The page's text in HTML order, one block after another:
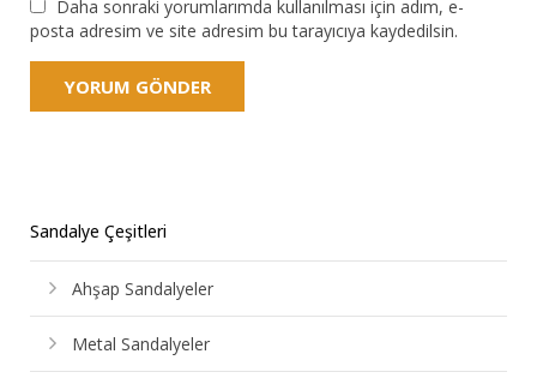
Daha sonraki yorumlarımda kullanılması için adım, e-
posta adresim ve site adresim bu tarayıcıya kaydedilsin.
Sandalye Çeşitleri
Ahşap Sandalyeler
Metal Sandalyeler